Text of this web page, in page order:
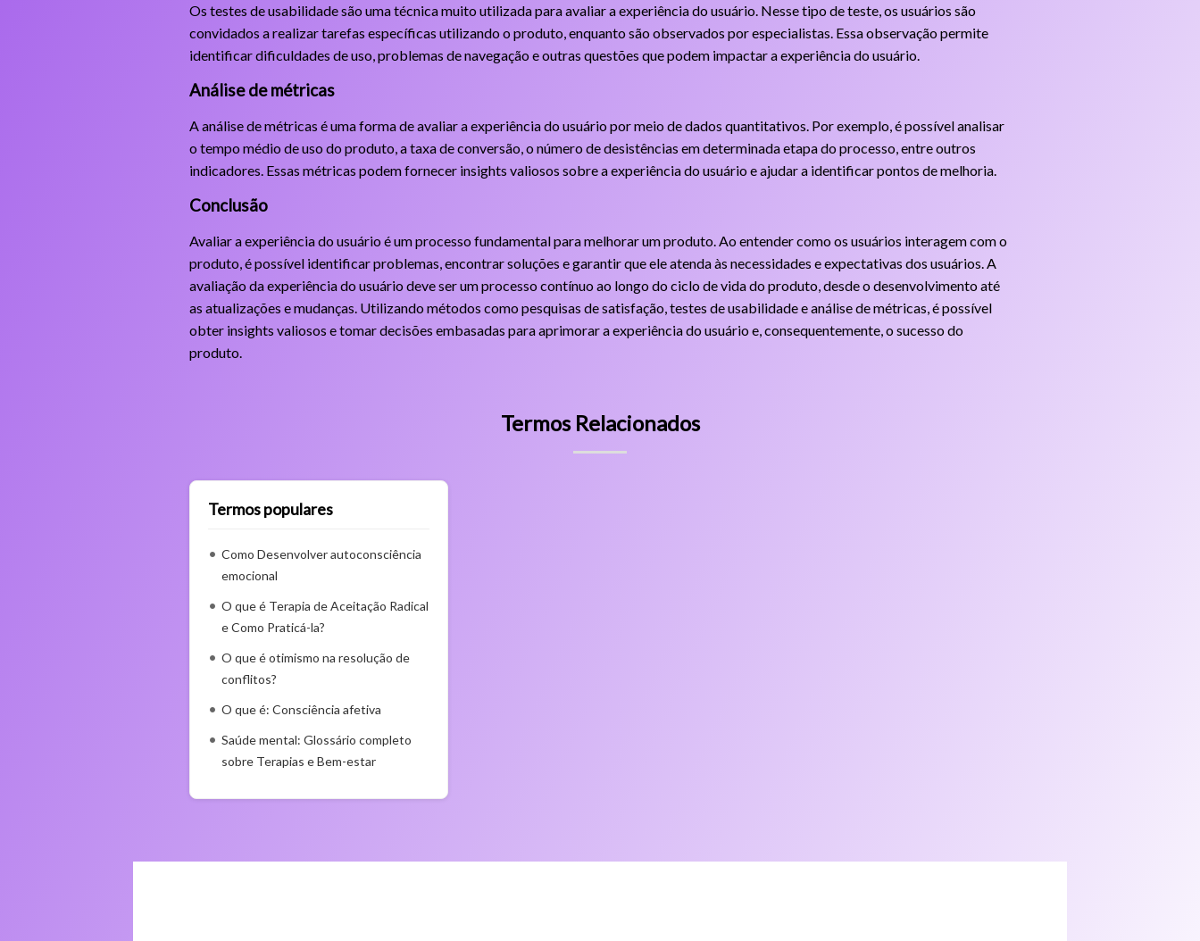
Os testes de usabilidade são uma técnica muito utilizada para avaliar a experiência do usuário. Nesse tipo de teste, os usuários são
convidados a realizar tarefas específicas utilizando o produto, enquanto são observados por especialistas. Essa observação permite
identificar dificuldades de uso, problemas de navegação e outras questões que podem impactar a experiência do usuário.
Análise de métricas
A análise de métricas é uma forma de avaliar a experiência do usuário por meio de dados quantitativos. Por exemplo, é possível analisar
o tempo médio de uso do produto, a taxa de conversão, o número de desistências em determinada etapa do processo, entre outros
indicadores. Essas métricas podem fornecer insights valiosos sobre a experiência do usuário e ajudar a identificar pontos de melhoria.
Conclusão
Avaliar a experiência do usuário é um processo fundamental para melhorar um produto. Ao entender como os usuários interagem com o
produto, é possível identificar problemas, encontrar soluções e garantir que ele atenda às necessidades e expectativas dos usuários. A
avaliação da experiência do usuário deve ser um processo contínuo ao longo do ciclo de vida do produto, desde o desenvolvimento até
as atualizações e mudanças. Utilizando métodos como pesquisas de satisfação, testes de usabilidade e análise de métricas, é possível
obter insights valiosos e tomar decisões embasadas para aprimorar a experiência do usuário e, consequentemente, o sucesso do
produto.
Termos Relacionados
Termos populares
Como Desenvolver autoconsciência
emocional
O que é Terapia de Aceitação Radical
e Como Praticá-la?
O que é otimismo na resolução de
conflitos?
O que é: Consciência afetiva
Saúde mental: Glossário completo
sobre Terapias e Bem-estar